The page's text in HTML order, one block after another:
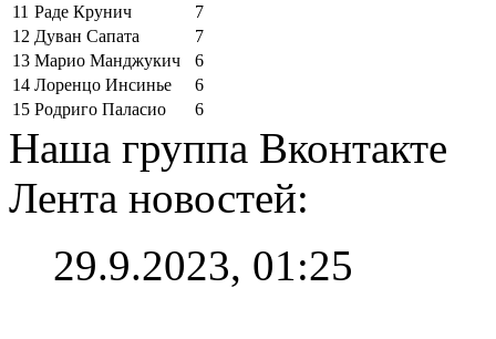
11 Раде Крунич
7
12 Дуван Сапата
7
13 Марио Манджукич
6
14 Лоренцо Инсинье
6
15 Родриго Паласио 6
Наша группа Вконтакте
Лента новостей:
29.9.2023, 01:25